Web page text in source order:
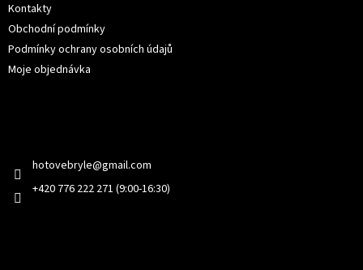
Kontakty
Obchodní podmínky
Podmínky ochrany osobních údajů
Moje objednávka
hotovebryle@gmail.com
+420 776 222 271 (9:00-16:30)